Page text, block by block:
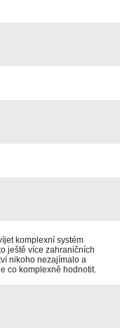
komplexní systém
ještě více zahraničních
nikoho nezajímalo a
co komplexně hodnotit.